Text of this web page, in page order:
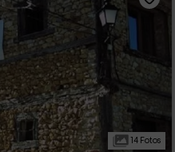
14 Fotos